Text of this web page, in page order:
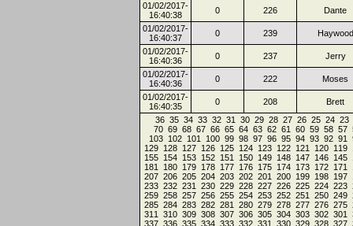
Dante
226
0
01/02/2017-
16:40:38
Haywood
239
0
01/02/2017-
16:40:37
Jerry
237
0
01/02/2017-
16:40:36
Moses
222
0
01/02/2017-
16:40:36
Brett
208
0
01/02/2017-
16:40:35
23
24
25
26
27
28
29
30
31
32
33
34
35
36
57
58
59
60
61
62
63
64
65
66
67
68
69
70
91
92
93
94
95
96
97
98
99
100
101
102
103
119
120
121
122
123
124
125
126
127
128
129
145
146
147
148
149
150
151
152
153
154
155
171
172
173
174
175
176
177
178
179
180
181
197
198
199
200
201
202
203
204
205
206
207
223
224
225
226
227
228
229
230
231
232
233
249
250
251
252
253
254
255
256
257
258
259
275
276
277
278
279
280
281
282
283
284
285
301
302
303
304
305
306
307
308
309
310
311
327
328
329
330
331
332
333
334
335
336
337